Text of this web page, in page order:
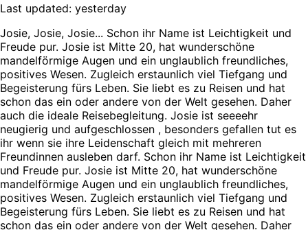
Last updated: yesterday
Josie, Josie, Josie... Schon ihr Name ist Leichtigkeit und
Freude pur. Josie ist Mitte 20, hat wunderschöne
mandelförmige Augen und ein unglaublich freundliches,
positives Wesen. Zugleich erstaunlich viel Tiefgang und
Begeisterung fürs Leben. Sie liebt es zu Reisen und hat
schon das ein oder andere von der Welt gesehen. Daher
auch die ideale Reisebegleitung. Josie ist seeeehr
neugierig und aufgeschlossen , besonders gefallen tut es
ihr wenn sie ihre Leidenschaft gleich mit mehreren
Freundinnen ausleben darf. Schon ihr Name ist Leichtigkeit
und Freude pur. Josie ist Mitte 20, hat wunderschöne
mandelförmige Augen und ein unglaublich freundliches,
positives Wesen. Zugleich erstaunlich viel Tiefgang und
Begeisterung fürs Leben. Sie liebt es zu Reisen und hat
schon das ein oder andere von der Welt gesehen. Daher